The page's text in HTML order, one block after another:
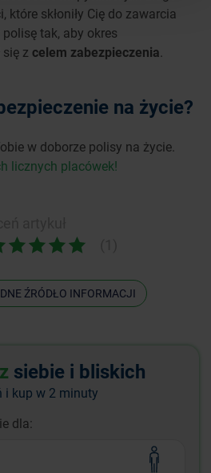
które skłoniły Cię do zawarcia
tak, aby okres
z celem zabezpieczenia.
na życie?
w doborze polisy na życie.
licznych placówek!
ŹRÓDŁO INFORMACJI
siebie i bliskich
i kup w 2 minuty
dla: